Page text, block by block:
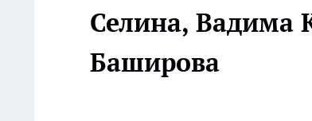
Селина, Вадима
Баширова